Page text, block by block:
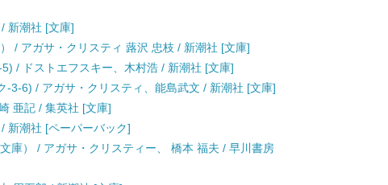
新潮社 [文庫]
/ アガサ・クリスティ 蕗沢 忠枝 / 新潮社 [文庫]
/ ドストエフスキー、木村浩 / 新潮社 [文庫]
-3-6) / アガサ・クリスティ、能島武文 / 新潮社 [文庫]
亜記 / 集英社 [文庫]
新潮社 [ペーパーバック]
庫） / アガサ・クリスティー、 橋本 福夫 / 早川書房